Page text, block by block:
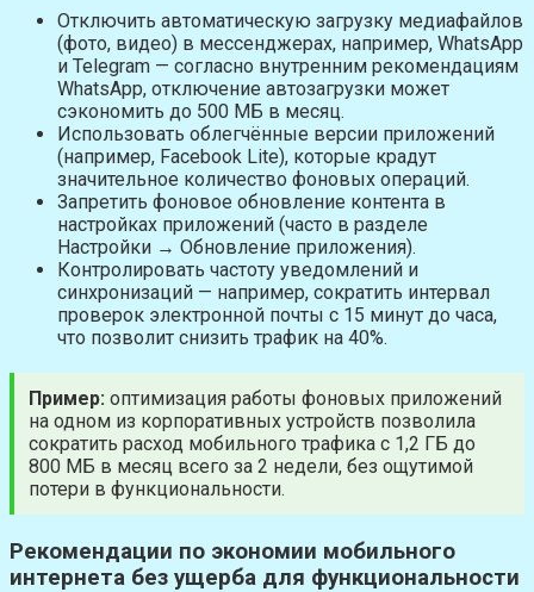
Отключить автоматическую загрузку медиафайлов
(фото, видео) в мессенджерах, например, WhatsApp
и Telegram — согласно внутренним рекомендациям
WhatsApp, отключение автозагрузки может
сэкономить до 500 МБ в месяц.
Использовать облегчённые версии приложений
(например, Facebook Lite), которые крадут
значительное количество фоновых операций.
Запретить фоновое обновление контента в
настройках приложений (часто в разделе
Настройки → Обновление приложения).
Контролировать частоту уведомлений и
синхронизаций — например, сократить интервал
проверок электронной почты с 15 минут до часа,
что позволит снизить трафик на 40%.
Пример: оптимизация работы фоновых приложений
на одном из корпоративных устройств позволила
сократить расход мобильного трафика с 1,2 ГБ до
800 МБ в месяц всего за 2 недели, без ощутимой
потери в функциональности.
Рекомендации по экономии мобильного
интернета без ущерба для функциональности